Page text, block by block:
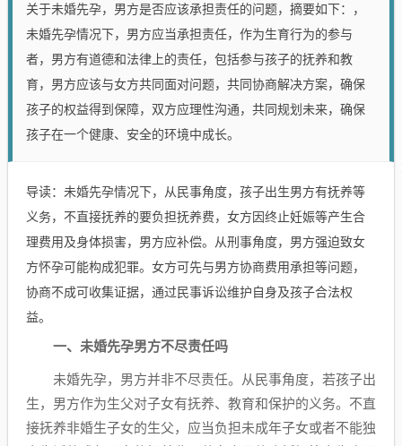
关于未婚先孕，男方是否应该承担责任的问题，摘要如下：，
未婚先孕情况下，男方应当承担责任，作为生育行为的参与
者，男方有道德和法律上的责任，包括参与孩子的抚养和教
育，男方应该与女方共同面对问题，共同协商解决方案，确保
孩子的权益得到保障，双方应理性沟通，共同规划未来，确保
孩子在一个健康、安全的环境中成长。
导读：未婚先孕情况下，从民事角度，孩子出生男方有抚养等
义务，不直接抚养的要负担抚养费，女方因终止妊娠等产生合
理费用及身体损害，男方应补偿。从刑事角度，男方强迫致女
方怀孕可能构成犯罪。女方可先与男方协商费用承担等问题，
协商不成可收集证据，通过民事诉讼维护自身及孩子合法权
益。
一、未婚先孕男方不尽责任吗
未婚先孕，男方并非不尽责任。从民事角度，若孩子出
生，男方作为生父对子女有抚养、教育和保护的义务。不直
接抚养非婚生子女的生父，应当负担未成年子女或者不能独